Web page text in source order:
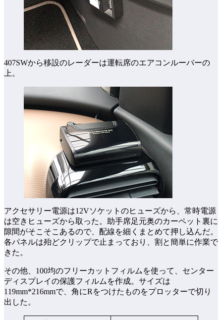
407SWから移設のレーダーは運転席のエアコンルーバーの
上。
アクセサリー電源は12Vソケットのヒューズから、常時電源
は空きヒューズから取った。助手席足元奥のカーペット裏に
隙間がそこそこあるので、配線を細くまとめて押し込んだ。
各パネルは殆どクリップで止まっており、割と簡単に作業で
きた。
その他、100均のフリーカットフィルムを使って、センター
ディスプレイの保護フィルムを作成。サイズは
119mm*216mmで、角にRをつけたものをプロッターで切り
出した。